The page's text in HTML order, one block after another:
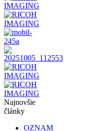
Najnovšie
články
OZNAM